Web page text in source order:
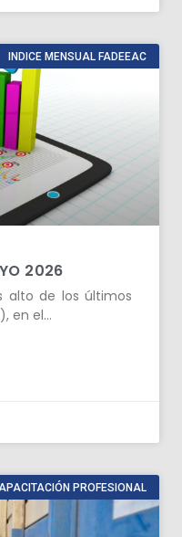
INDICE MENSUAL FADEEAC
2026
alto de los últimos
en el…
PROFESIONAL